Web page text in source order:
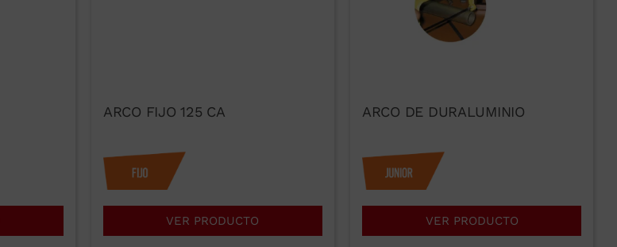
ARCO FIJO 125 CA
VER PRODUCTO
ARCO DE DURALUMINIO
VER PRODUCTO